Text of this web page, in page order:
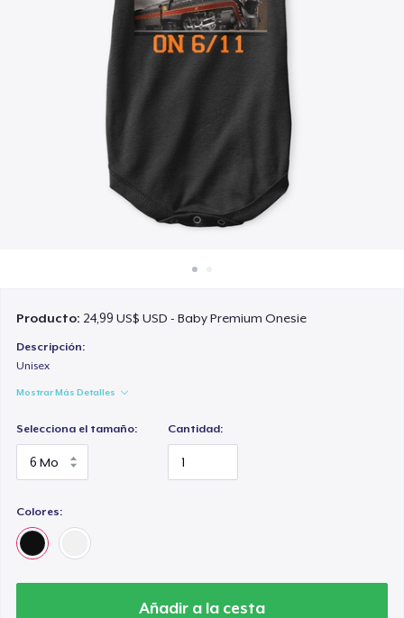
Venda en todas partes
Producto: 24,99 US$ USD - Baby Premium Onesie
Descripción:
Unisex
Mostrar Más Detalles
Selecciona el tamaño: Cantidad:
Colores:
Añadir a la cesta